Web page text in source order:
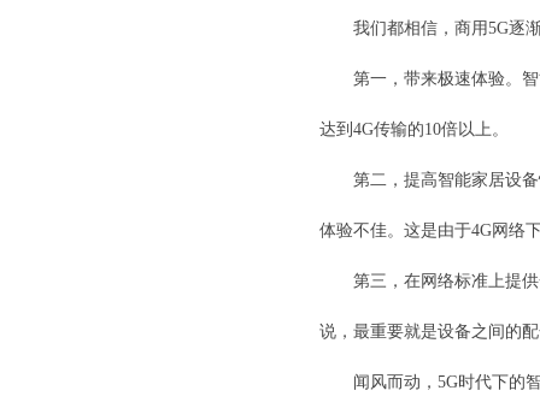
我们都相信，商用5G逐
第一，带来极速体验。
达到4G传输的10倍以上。
第二，提高智能家居设
体验不佳。这是由于4G网络
第三，在网络标准上提
说，最重要就是设备之间的
闻风而动，5G时代下的